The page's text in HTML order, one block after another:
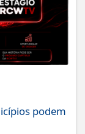
podem